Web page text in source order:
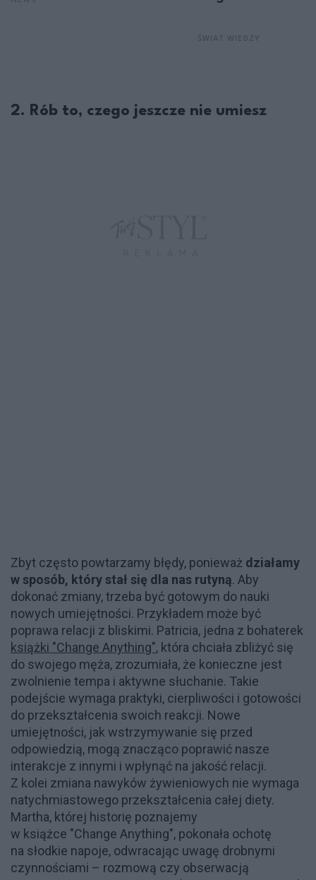
2. Rób to, czego jeszcze nie umiesz
Zbyt często powtarzamy błędy, ponieważ działamy
w sposób, który stał się dla nas rutyną. Aby
dokonać zmiany, trzeba być gotowym do nauki
nowych umiejętności. Przykładem może być
poprawa relacji z bliskimi. Patricia, jedna z bohaterek
książki "Change Anything", która chciała zbliżyć się
do swojego męża, zrozumiała, że konieczne jest
zwolnienie tempa i aktywne słuchanie. Takie
podejście wymaga praktyki, cierpliwości i gotowości
do przekształcenia swoich reakcji. Nowe
umiejętności, jak wstrzymywanie się przed
odpowiedzią, mogą znacząco poprawić nasze
interakcje z innymi i wpłynąć na jakość relacji.
Z kolei zmiana nawyków żywieniowych nie wymaga
natychmiastowego przekształcenia całej diety.
Martha, której historię poznajemy
w książce "Change Anything", pokonała ochotę
na słodkie napoje, odwracając uwagę drobnymi
czynnościami – rozmową czy obserwacją